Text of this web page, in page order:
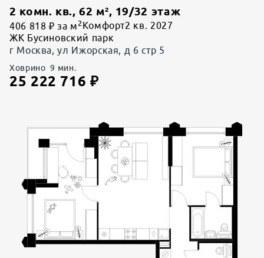
2 комн. кв., 62 м², 19/32 этаж
406 818 ₽ за м 2 Комфорт2 кв. 2027
ЖК Бусиновский парк
г Москва, ул Ижорская, д 6 стр 5
Ховрино 9 мин.
25 222 716 ₽